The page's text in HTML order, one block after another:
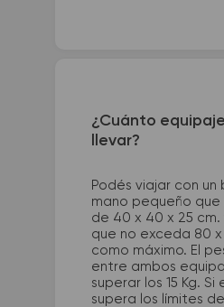
¿Cuánto
llevar?
Podés viajar con un
mano pequeño
de 40 x 40 x 25 cm.
que no exceda 80
como máximo. El
entre ambos
superar los 15 Kg. Si
supera los límites